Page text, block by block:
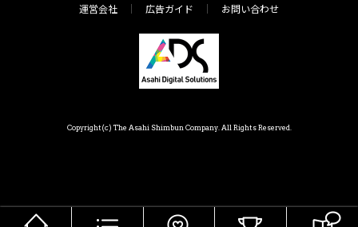
運営会社 広告ガイド お問い合わせ
Copyright(c) The Asahi Shimbun Company. All Rights Reserved.